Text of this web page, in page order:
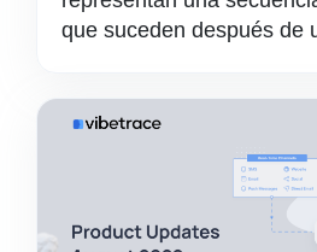
que suceden después de